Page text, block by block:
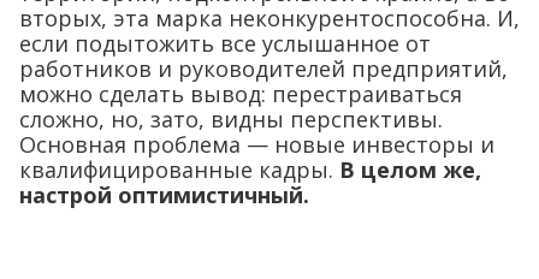
вторых, эта марка неконкурентоспособна. И,
если подытожить все услышанное от
работников и руководителей предприятий,
можно сделать вывод: перестраиваться
сложно, но, зато, видны перспективы.
Основная проблема — новые инвесторы и
квалифицированные кадры. В целом же,
настрой оптимистичный.